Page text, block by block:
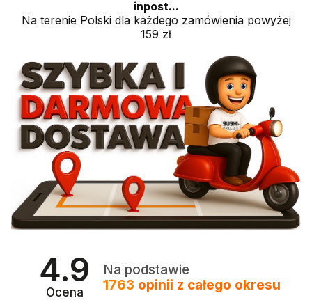
inpost...
Na terenie Polski dla każdego zamówienia powyżej
159 zł
4.9
Ocena
Na podstawie
1763 opinii z całego okresu